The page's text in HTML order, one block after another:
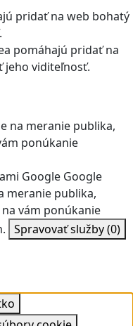
pridať na web bohatý
pomáhajú pridať na
jeho viditeľnosť.
na meranie publika,
ponúkanie
Google Google
meranie publika,
vám ponúkanie
Spravovať služby(0)